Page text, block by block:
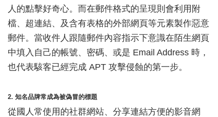
人的點擊好奇心。而在郵件格式的呈現則會利用附
檔、超連結、及含有表格的外部網頁等元素製作惡意
郵件。當收件人跟隨郵件內容指示下意識在陌生網頁
中填入自己的帳號、密碼、或是 Email Address 時，
也代表駭客已經完成 APT 攻擊侵蝕的第一步。
2. 知名品牌常成為被偽冒的標題
從國人常使用的社群網站、分享連結方便的影音網